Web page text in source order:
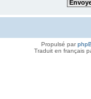
Propulsé par
Traduit en français